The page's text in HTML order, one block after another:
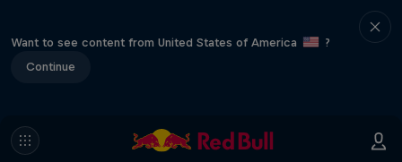
Want to see content from United States of America
?
Continue